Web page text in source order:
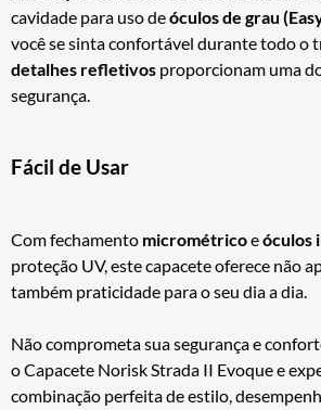
cavidade para uso deóculos de grau
você se sinta confortável durante todo o
detalhes refletivos proporcionam uma
segurança.
Fácil de Usar
Com fechamento micrométricoeóculos
proteção UV, este capacete oferece não
também praticidade para o seu dia a dia.
Não comprometa sua segurança e
o Capacete Norisk Strada II Evoque e
combinação perfeita de estilo,